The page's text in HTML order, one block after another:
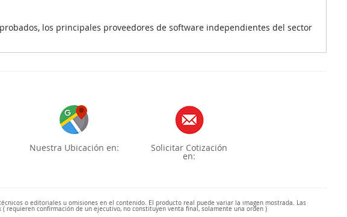
los principales proveedores de software independientes del sector
Nuestra Ubicación en: Solicitar Cotización
en:
o editoriales u omisiones en el contenido. El producto real puede variar la imagen mostrada. Las
confirmación de un ejecutivo, no constituyen venta final, solamente una orden )